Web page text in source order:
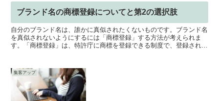
ブランド名の商標登録についてと第2の選択肢
自分のブランド名は、誰かに真似されたくないものです。ブランド名
を真似されないようにするには「商標登録」する方法が考えられま
す。「商標登録」は、特許庁に商標を登録できる制度で、登録される
集客アップ